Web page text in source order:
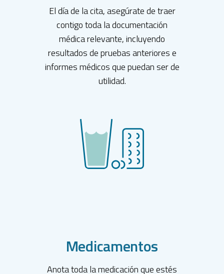
El día de la cita, asegúrate de traer
contigo toda la documentación
médica relevante, incluyendo
resultados de pruebas anteriores e
informes médicos que puedan ser de
utilidad.
Medicamentos
Anota toda la medicación que estés